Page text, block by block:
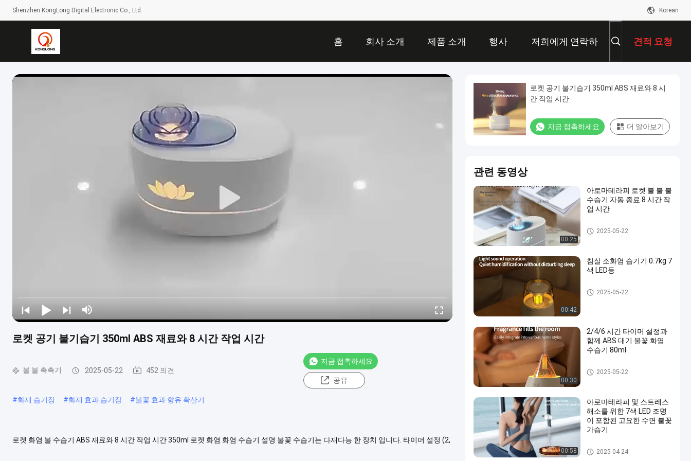
Shenzhen KongLong Digital Electronic Co., Ltd. Korean
홈 회사 소개 제품 소개 행사 저희에게 연락하
십시오
견적 요청
로켓 공기 불기습기 350ml ABS 재료와 8 시간 작업 시간
불 불 촉촉기 2025-05-22 452 의견
지금 접촉하세요
공유
#화재 습기장 #화재 효과 습기장 #불꽃 효과 향유 확산기
로켓 화염 불 수습기 ABS 재료와 8 시간 작업 시간 350ml 로켓 화염 화염 수습기 설명 불꽃 수습기는 다재다능 한 장치 입니다. 타이머 설정 (2,
로켓 공기 불기습기 350ml ABS 재료와 8 시
간 작업 시간
지금 접촉하세요 더 알아보기
관련 동영상
00:25
아로마테라피 로켓 불 불 불
수습기 자동 종료 8 시간 작
업 시간
불 불 촉촉기
2025-05-22
00:42
침실 소화염 습기기 0.7kg 7
색 LED등
불 불 촉촉기
2025-05-22
00:30
2/4/6 시간 타이머 설정과
함께 ABS 대기 불꽃 화염
수습기 80ml
불 불 촉촉기
2025-05-22
00:58
아로마테라피 및 스트레스
해소를 위한 7색 LED 조명
이 포함된 고요한 수면 불꽃
가습기
불 불 촉촉기
2025-04-24